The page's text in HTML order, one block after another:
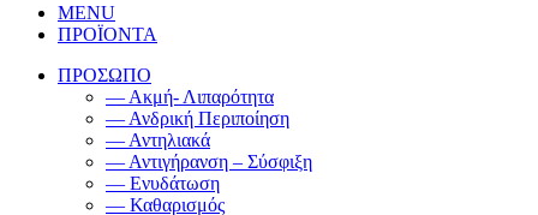
MENU
ΠΡΟΪΟΝΤΑ
ΠΡΟΣΩΠΟ
— Ακμή- Λιπαρότητα
— Ανδρική Περιποίηση
— Αντηλιακά
— Αντιγήρανση – Σύσφιξη
— Ενυδάτωση
— Καθαρισμός